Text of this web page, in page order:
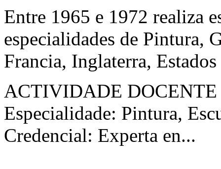
Entre 1965 e 1972 realiza
especialidades de Pintura,
Francia, Inglaterra,
ACTIVIDADE DOCENTE
Especialidade: Pintura,
Credencial: Experta en...